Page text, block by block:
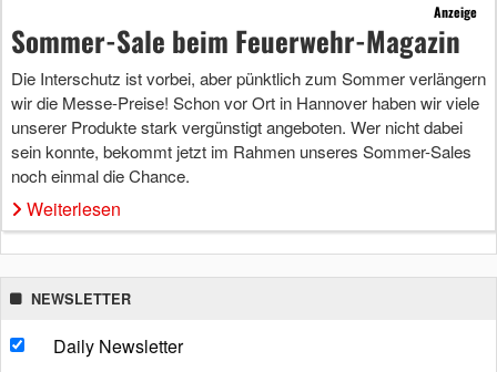
Anzeige
Sommer-Sale beim Feuerwehr-Magazin
Die Interschutz ist vorbei, aber pünktlich zum Sommer verlängern
wir die Messe-Preise! Schon vor Ort in Hannover haben wir viele
unserer Produkte stark vergünstigt angeboten. Wer nicht dabei
sein konnte, bekommt jetzt im Rahmen unseres Sommer-Sales
noch einmal die Chance.
Weiterlesen
NEWSLETTER
Daily Newsletter